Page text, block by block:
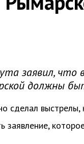
заявил, что
должны
сделал